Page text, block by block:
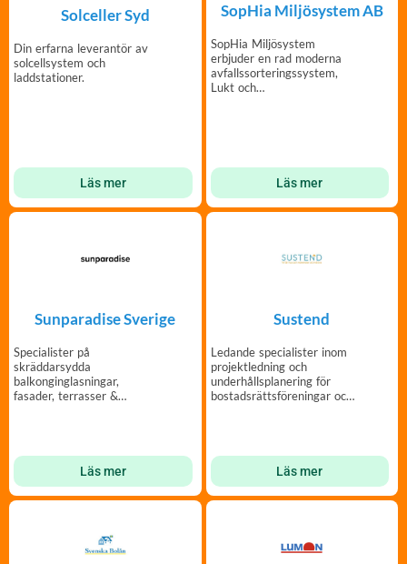
Solceller Syd
Din erfarna leverantör av
solcellsystem och
laddstationer.
Läs mer
SopHia Miljösystem AB
SopHia Miljösystem
erbjuder en rad moderna
avfallssorteringssystem,
Lukt och
Läs mer
Sunparadise Sverige
Specialister på
skräddarsydda
balkonginglasningar,
fasader, terrasser &
Läs mer
Sustend
Ledande specialister inom
projektledning och
underhålls­planering för
bostadsrättsföreningar och
Läs mer